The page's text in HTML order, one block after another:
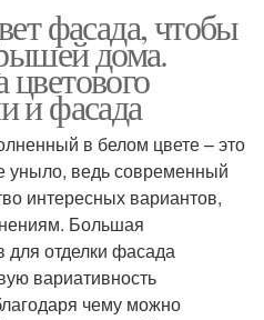
фасада, чтобы
дома.
и фасада
в белом цвете – это
уныло, ведь современный
интересных вариантов,
Большая
для отделки фасада
вариативность
чему можно